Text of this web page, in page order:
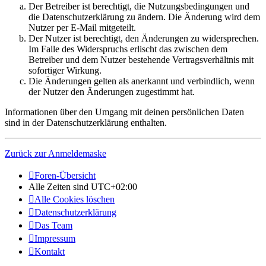
Der Betreiber ist berechtigt, die Nutzungsbedingungen und
die Datenschutzerklärung zu ändern. Die Änderung wird dem
Nutzer per E-Mail mitgeteilt.
Der Nutzer ist berechtigt, den Änderungen zu widersprechen.
Im Falle des Widerspruchs erlischt das zwischen dem
Betreiber und dem Nutzer bestehende Vertragsverhältnis mit
sofortiger Wirkung.
Die Änderungen gelten als anerkannt und verbindlich, wenn
der Nutzer den Änderungen zugestimmt hat.
Informationen über den Umgang mit deinen persönlichen Daten
sind in der Datenschutzerklärung enthalten.
Zurück zur Anmeldemaske
Foren-Übersicht
Alle Zeiten sind UTC+02:00
Alle Cookies löschen
Datenschutzerklärung
Das Team
Impressum
Kontakt